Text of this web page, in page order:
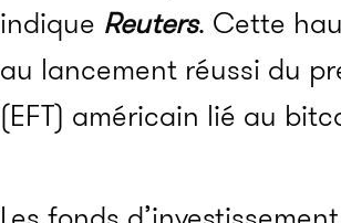
indique Reuters. Cette
au lancement réussi du
(EFT) américain lié au